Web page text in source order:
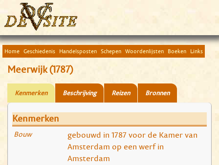
Home Geschiedenis Handelsposten Schepen Woordenlijsten Boeken Links
Meerwijk (1787)
Kenmerken Beschrijving Reizen Bronnen
Kenmerken
Bouw
gebouwd in 1787 voor de Kamer van
Amsterdam op een werf in
Amsterdam